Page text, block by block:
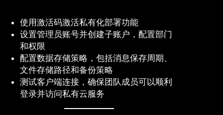
使用激活码激活私有化部署功能
设置管理员账号并创建子账户，配置部门
和权限
配置数据存储策略，包括消息保存周期、
文件存储路径和备份策略
测试客户端连接，确保团队成员可以顺利
登录并访问私有云服务